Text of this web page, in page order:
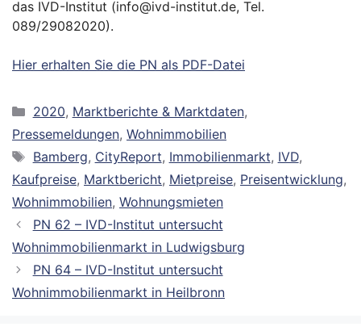
das IVD-Institut (info@ivd-institut.de, Tel.
089/29082020).
Hier erhalten Sie die PN als PDF-Datei
Kategorien
2020, Marktberichte & Marktdaten,
Pressemeldungen, Wohnimmobilien
Schlagwörter
Bamberg, CityReport, Immobilienmarkt, IVD,
Kaufpreise, Marktbericht, Mietpreise, Preisentwicklung,
Wohnimmobilien, Wohnungsmieten
PN 62 – IVD-Institut untersucht
Wohnimmobilienmarkt in Ludwigsburg
PN 64 – IVD-Institut untersucht
Wohnimmobilienmarkt in Heilbronn